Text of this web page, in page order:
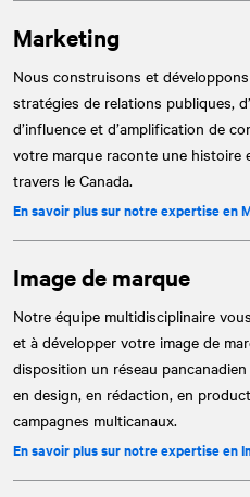
Marketing
Nous construisons et
stratégies de relations publiques,
d’influence et d’amplification de
votre marque raconte une histoire
travers le Canada.
En savoir plus sur notre expertise en
Image de marque
Notre équipe multidisciplinaire
et à développer votre image de
disposition un réseau
en design, en rédaction, en
campagnes multicanaux.
En savoir plus sur notre expertise en